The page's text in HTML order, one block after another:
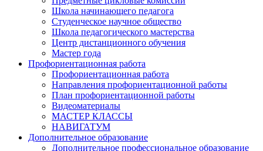
Школа начинающего педагога
Студенческое научное общество
Школа педагогического мастерства
Центр дистанционного обучения
Мастер года
Профориентационная работа
Профориентационная работа
Направления профориентационной работы
План профориентационной работы
Видеоматериалы
МАСТЕР КЛАССЫ
НАВИГАТУМ
Дополнительное образование
Дополнительное профессиональное образование